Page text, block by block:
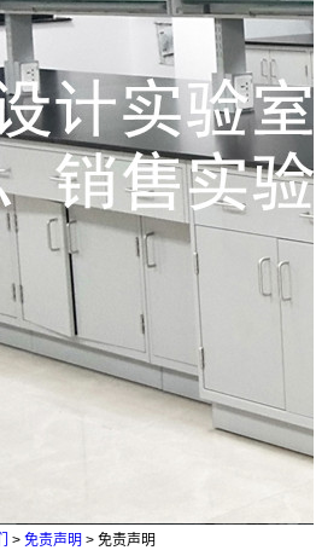
> 免责声明 > 免责声明